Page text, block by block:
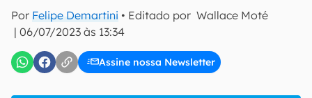
Por Felipe Demartini • Editado por Wallace Moté
| 06/07/2023 às 13:34
Assine nossa Newsletter
inscreva-se
Confirmo que li, aceito e concordo com os Termos de
Uso e Política de Privacidade do Canaltech.